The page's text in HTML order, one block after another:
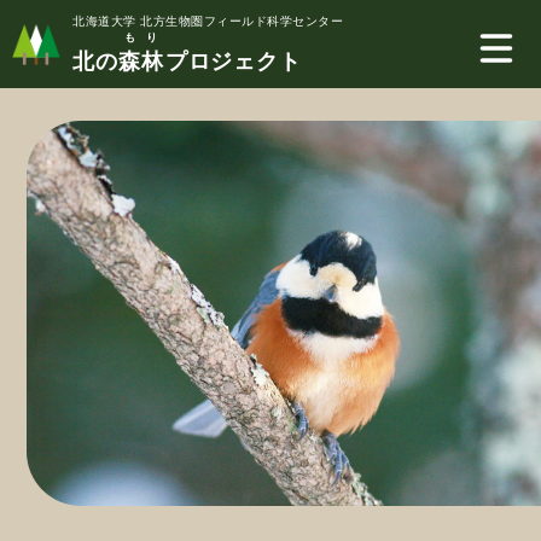
北海道大学 北方生物圏フィールド科学センター
北の森林
もり
プロジェクト